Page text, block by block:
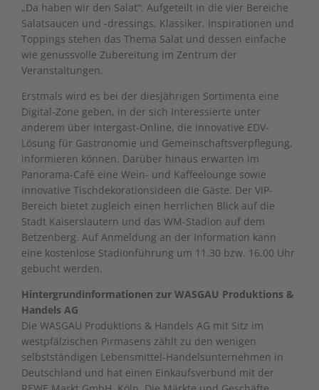
„Da haben wir den Salat“: Aufgeteilt in die vier Bereiche
Salatsaucen und -dressings, Klassiker, Inspirationen und
Toppings stehen das Thema Salat und dessen einfache
wie genussvolle Zubereitung im Zentrum der
Veranstaltungen.
Erstmals wird es bei der diesjährigen Sortimenta eine
Digital-Zone geben, in der sich Interessierte unter
anderem über Intergast-Online, die innovative EDV-
Lösung für Gastronomie und Gemeinschaftsverpflegung,
informieren können. Darüber hinaus erwarten im
Panorama-Café eine Wein- und Kaffeelounge sowie
innovative Tischdekorationsideen die Gäste. Der VIP-
Bereich bietet zugleich einen herrlichen Blick auf die
Stadt Kaiserslautern und das WM-Stadion auf dem
Betzenberg. Auf Anmeldung an der Information kann
eine kostenlose Stadionführung um 11.30 bzw. 16.00 Uhr
gebucht werden.
Hintergrundinformationen zur WASGAU Produktions &
Handels AG
Die WASGAU Produktions & Handels AG mit Sitz im
westpfälzischen Pirmasens zählt zu den wenigen
selbstständigen Lebensmittel-Handelsunternehmen in
Deutschland und hat einen Einkaufsverbund mit der